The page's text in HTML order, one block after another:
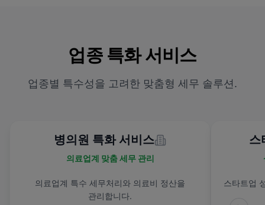
업종 특화 서비스
업종별 특수성을 고려한 맞춤형 세무 솔루션.
병의원 특화 서비스
의료업계 맞춤 세무 관리
의료업계 특수 세무처리와 의료비 정산을
관리합니다.
스
스타트업